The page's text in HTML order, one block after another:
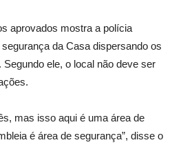
aprovados mostra a polícia
da Casa dispersando os
ele, o local não deve ser
mas isso aqui é uma área de
é área de segurança”, disse o